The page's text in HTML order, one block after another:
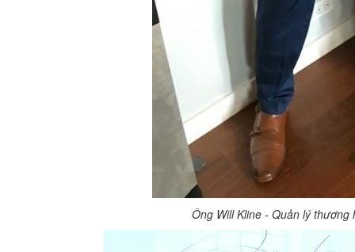
Ông Will Kline - Quản lý